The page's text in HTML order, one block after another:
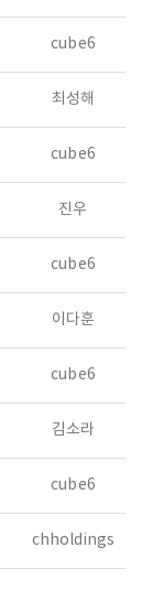
cube6
최성해
cube6
진우
cube6
이다훈
cube6
김소라
cube6
chholdings